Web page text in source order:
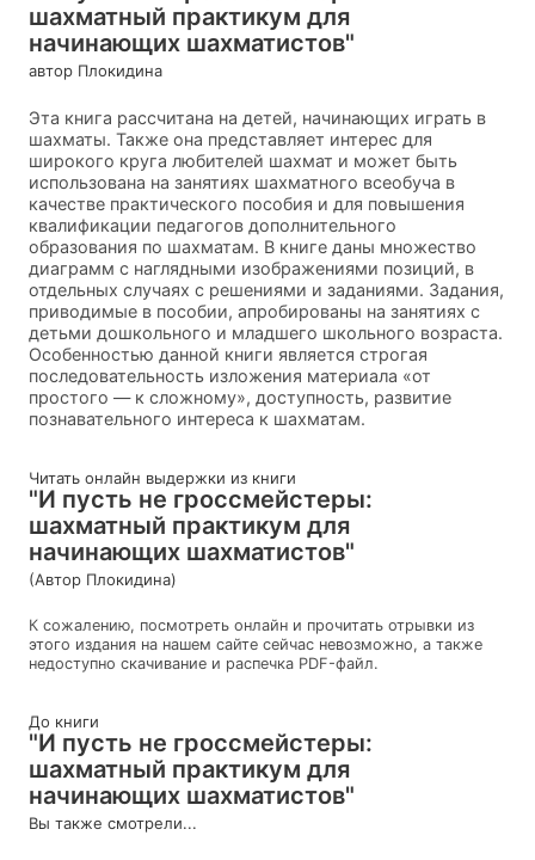
шахматный практикум для
начинающих шахматистов"
автор Плокидина
Эта книга рассчитана на детей, начинающих играть в
шахматы. Также она представляет интерес для
широкого круга любителей шахмат и может быть
использована на занятиях шахматного всеобуча в
качестве практического пособия и для повышения
квалификации педагогов дополнительного
образования по шахматам. В книге даны множество
диаграмм с наглядными изображениями позиций, в
отдельных случаях с решениями и заданиями. Задания,
приводимые в пособии, апробированы на занятиях с
детьми дошкольного и младшего школьного возраста.
Особенностью данной книги является строгая
последовательность изложения материала «от
простого — к сложному», доступность, развитие
познавательного интереса к шахматам.
Читать онлайн выдержки из книги
"И пусть не гроссмейстеры:
шахматный практикум для
начинающих шахматистов"
(Автор Плокидина)
К сожалению, посмотреть онлайн и прочитать отрывки из
этого издания на нашем сайте сейчас невозможно, а также
недоступно скачивание и распечка PDF-файл.
До книги
"И пусть не гроссмейстеры:
шахматный практикум для
начинающих шахматистов"
Вы также смотрели...